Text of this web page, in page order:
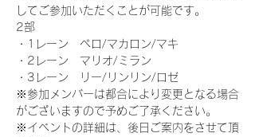
してご参加いただくことが可能です。
2部
・1レーン　ペロ/マカロン/マキ
・2レーン　マリオ/ミラン
・3レーン　リー/リンリン/ロゼ
※参加メンバーは都合により変更となる場合
がございますので予めご了承ください。
※イベントの詳細は、後日ご案内をさせて頂